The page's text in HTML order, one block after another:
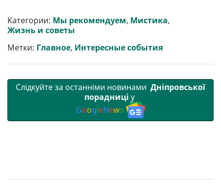
р
и
т
b
o
o
t
e
r
l g
r
s
A
r l
Категории: Мы рекомендуем, Мистика,
Жизнь и советы
Метки: Главное, Интересные события
Слідкуйте за останніми новинами Дніпровської
порадниці у
GoogleNews